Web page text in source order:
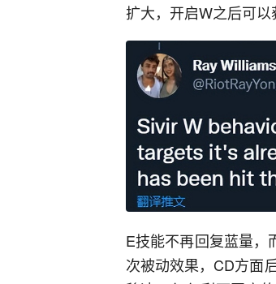
扩大，开启W之后可以
E技能不再回复蓝量，
次被动效果，CD方面